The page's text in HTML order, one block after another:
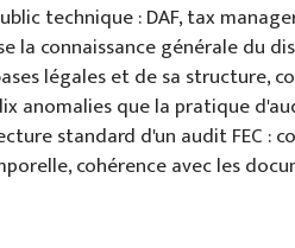
technique : DAF, tax
la connaissance générale du
légales et de sa structure,
anomalies que la pratique
standard d'un audit FEC :
cohérence avec les